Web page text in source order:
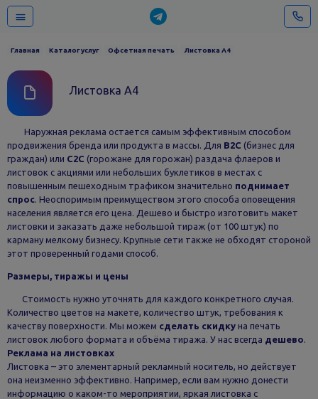
Главная Каталог услуг Офсетная печать Листовка А4
Листовка А4
Наружная реклама остается самым эффективным способом
продвижения бренда или продукта в массы. Для B2C (бизнес для
граждан) или C2C (горожане для горожан) раздача флаеров и
листовок с акциями или небольших буклетиков в местах с
повышенным пешеходным трафиком значительно поднимает
спрос. Неоспоримым преимуществом этого способа оповещения
населения является его цена. Дешево и быстро изготовить макет
листовки и заказать даже небольшой тираж (от 100 штук) по
карману мелкому бизнесу. Крупные сети также не обходят стороной
этот проверенный годами способ.
Размеры, тиражы и цены
Стоимость нужно уточнять для каждого конкретного случая.
Количество цветов на макете, количество штук, требования к
качеству поверхности. Мы можем сделать скидкуна печать
листовок любого формата и объёма тиража. У нас всегда дешево
Реклама на листовках
Листовка – это элементарный рекламный носитель, но действует
она неизменно эффективно. Например, если вам нужно донести
информацию о каком-то мероприятии, яркая листовка с